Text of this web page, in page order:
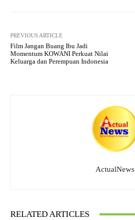
PREVIOUS ARTICLE
Film Jangan Buang Ibu Jadi
Momentum KOWANI Perkuat Nilai
Keluarga dan Perempuan Indonesia
ActualNews
RELATED ARTICLES